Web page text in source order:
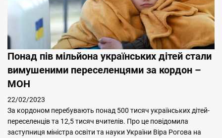
Понад пів мільйона українських дітей стали
вимушеними переселенцями за кордон –
МОН
22/02/2023
За кордоном перебувають понад 500 тисяч українських дітей-
переселенців та 12,5 тисяч вчителів. Про це повідомила
заступниця міністра освіти та науки України Віра Рогова на